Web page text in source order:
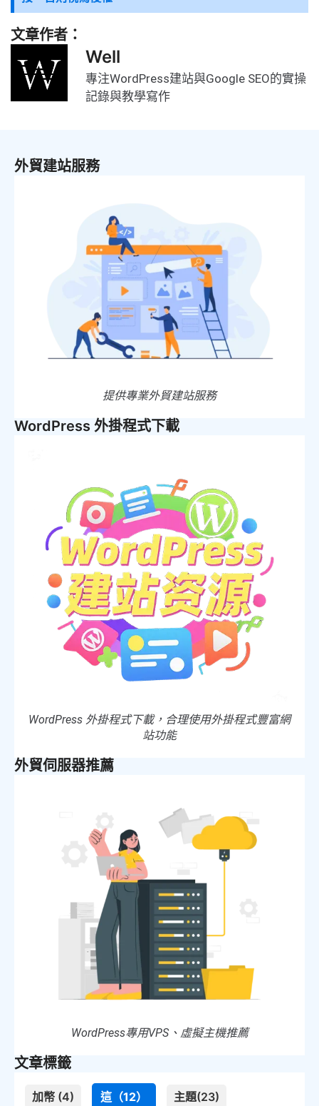
文章作者：
Well
專注WordPress建站與Google SEO的實操
記錄與教學寫作
外貿建站服務
提供專業外貿建站服務
WordPress 外掛程式下載
WordPress 外掛程式下載，合理使用外掛程式豐富網
站功能
外貿伺服器推薦
WordPress專用VPS、虛擬主機推薦
文章標籤
加幣 (4) 這（12） 主題(23)